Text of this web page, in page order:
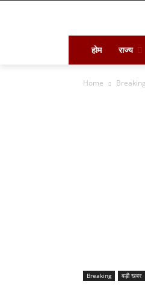
होम राज्य
Home Breaking
Breaking बड़ी खबर